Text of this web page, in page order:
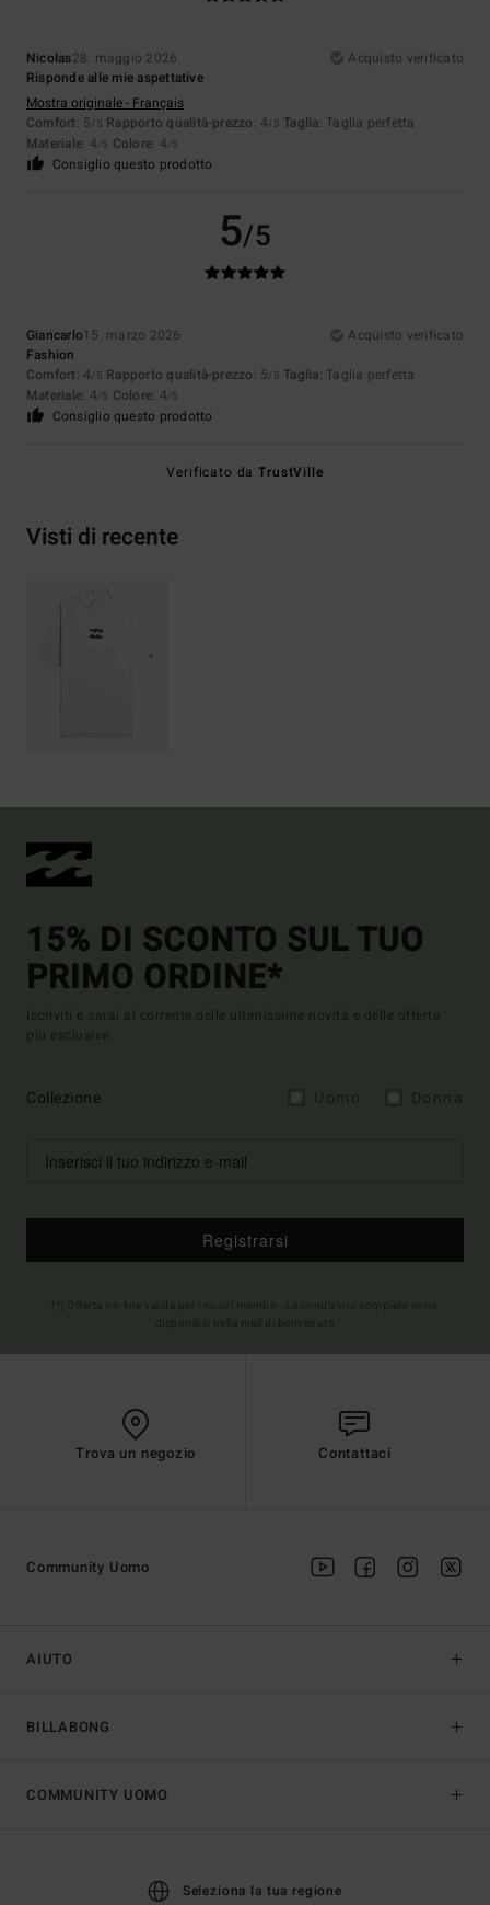
Nicolas28. maggio 2026
Acquisto verificato
Risponde alle mie aspettative
Mostra originale - Français
Comfort: 5/5 Rapporto qualità-prezzo: 4/5 Taglia: Taglia perfetta
Materiale: 4/5 Colore: 4/5
Consiglio questo prodotto
5/5
Giancarlo15. marzo 2026
Acquisto verificato
Fashion
Comfort: 4/5 Rapporto qualità-prezzo: 5/5 Taglia: Taglia perfetta
Materiale: 4/5 Colore: 4/5
Consiglio questo prodotto
Verificato daTrustVille
Visti di recente
15% DI SCONTO SUL TUO
PRIMO ORDINE*
Iscriviti e sarai al corrente delle ultimissime novità e delle offerte
più esclusive.
Collezione
Registrarsi
Trova un negozio Contattaci
AIUTO
BILLABONG
Community Uomo
COMMUNITY UOMO
Seleziona la tua regione